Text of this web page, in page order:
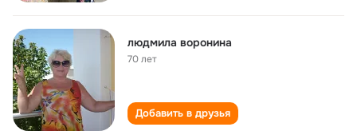
людмила воронина
70 лет
Добавить в друзья